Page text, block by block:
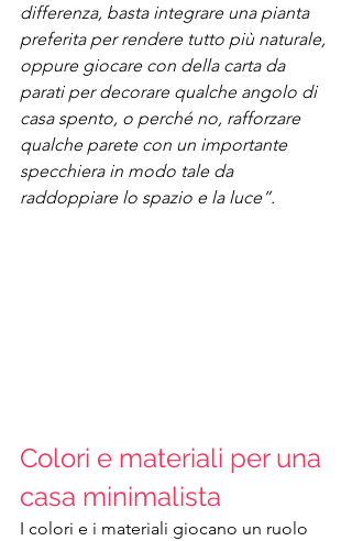
differenza, basta integrare una pianta
preferita per rendere tutto più naturale,
oppure giocare con della carta da
parati per decorare qualche angolo di
casa spento, o perché no, rafforzare
qualche parete con un importante
specchiera in modo tale da
raddoppiare lo spazio e la luce”.
Colori e materiali per una
casa minimalista
I colori e i materiali giocano un ruolo